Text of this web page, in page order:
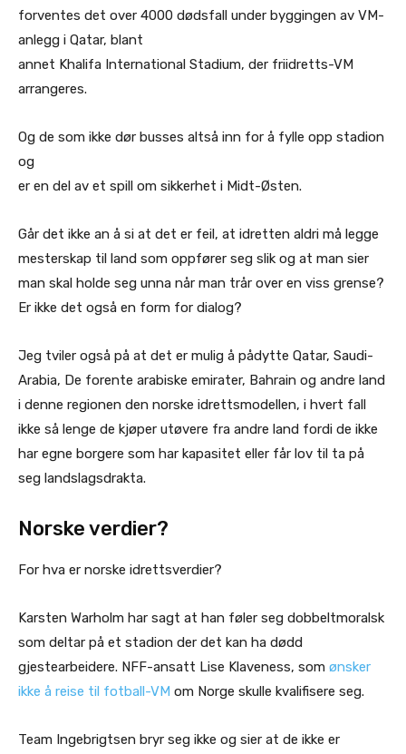
forventes det over 4000 dødsfall under byggingen av VM-
anlegg i Qatar, blant
annet Khalifa International Stadium, der friidretts-VM
arrangeres.
Og de som ikke dør busses altså inn for å fylle opp stadion
og
er en del av et spill om sikkerhet i Midt-Østen.
Går det ikke an å si at det er feil, at idretten aldri må legge
mesterskap til land som oppfører seg slik og at man sier
man skal holde seg unna når man trår over en viss grense?
Er ikke det også en form for dialog?
Jeg tviler også på at det er mulig å pådytte Qatar, Saudi-
Arabia, De forente arabiske emirater, Bahrain og andre land
i denne regionen den norske idrettsmodellen, i hvert fall
ikke så lenge de kjøper utøvere fra andre land fordi de ikke
har egne borgere som har kapasitet eller får lov til ta på
seg landslagsdrakta.
Norske verdier?
For hva er norske idrettsverdier?
Karsten Warholm har sagt at han føler seg dobbeltmoralsk
som deltar på et stadion der det kan ha dødd
gjestearbeidere. NFF-ansatt Lise Klaveness, som ønsker
ikke å reise til fotball-VM om Norge skulle kvalifisere seg.
Team Ingebrigtsen bryr seg ikke og sier at de ikke er